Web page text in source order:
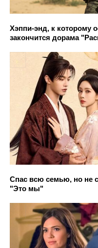
Хэппи-энд, к которому
закончится дорама
Спас всю семью, но не
"Это мы"